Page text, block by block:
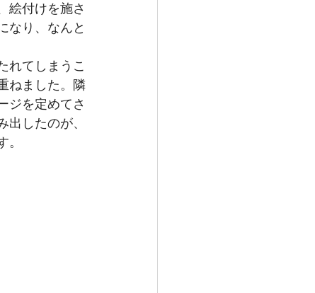
絵付けを施さ
なり、なんと
れてしまうこ
ねました。隣
ジを定めてさ
したのが、